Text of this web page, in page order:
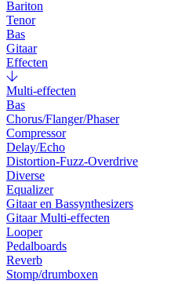
Bariton
Tenor
Bas
Gitaar
Effecten
Multi-effecten
Bas
Chorus/Flanger/Phaser
Compressor
Delay/Echo
Distortion-Fuzz-Overdrive
Diverse
Equalizer
Gitaar en Bassynthesizers
Gitaar Multi-effecten
Looper
Pedalboards
Reverb
Stomp/drumboxen